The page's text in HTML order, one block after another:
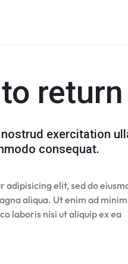
exercitation
consequat.
adipisicing elit, sed do
aliqua. Ut enim ad minim
laboris nisi ut aliquip ex ea